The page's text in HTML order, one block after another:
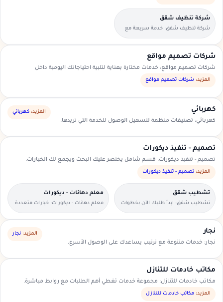
شركة تنظيف شقق
شركة تنظيف شقق: خدمة سريعة مع
تواصل مباشر ومعاينة حسب الحاجة.
شركات تصميم مواقع
شركات تصميم مواقع: خدمات مختارة بعناية لتلبية احتياجاتك اليومية داخل
السعودية.
المزيد: شركات تصميم مواقع
كهربائي
كهربائي: تصنيفات منظمة لتسهيل الوصول للخدمة التي تريدها.
المزيد: كهربائي
تصميم - تنفيذ ديكورات
تصميم - تنفيذ ديكورات: قسم شامل يختصر عليك البحث ويجمع لك الخيارات.
المزيد: تصميم - تنفيذ ديكورات
تشطيب شقق
تشطيب شقق: ابدأ طلبك الآن بخطوات
بسيطة وواضحة.
معلم دهانات - ديكورات
معلم دهانات - ديكورات: خيارات متعددة
وأسعار مناسبة داخل السعودية.
نجار
نجار: خدمات متنوعة مع ترتيب يساعدك على الوصول الأسرع.
المزيد: نجار
مكاتب خادمات للتنازل
مكاتب خادمات للتنازل: مجموعة خدمات تغطي أهم الطلبات مع روابط مباشرة.
المزيد: مكاتب خادمات للتنازل